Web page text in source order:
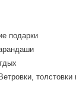
подарки
толстовки